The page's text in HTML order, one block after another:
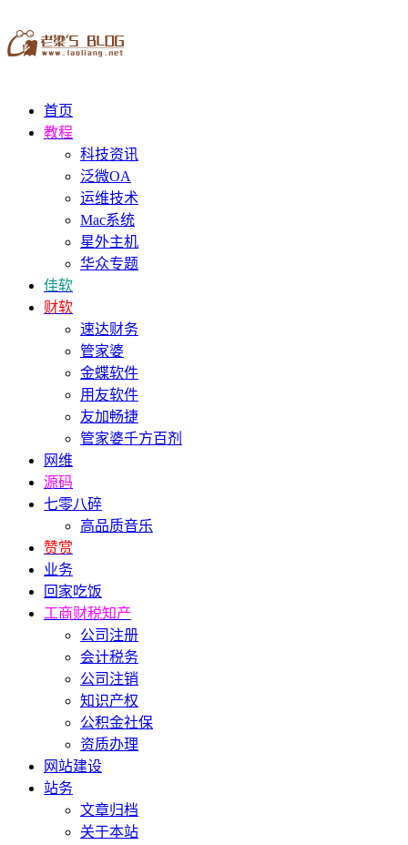
首页
教程
科技资讯
泛微OA
运维技术
Mac系统
星外主机
华众专题
佳软
财软
速达财务
管家婆
金蝶软件
用友软件
友加畅捷
管家婆千方百剂
网维
源码
七零八碎
高品质音乐
赞赏
业务
回家吃饭
工商财税知产
公司注册
会计税务
公司注销
知识产权
公积金社保
资质办理
网站建设
站务
文章归档
关于本站